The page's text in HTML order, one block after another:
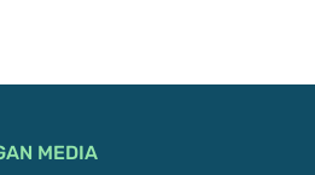
MEDIA